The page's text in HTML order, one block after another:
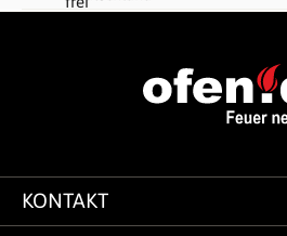
KONTAKT